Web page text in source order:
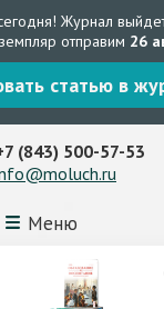
Журнал
отправим 26
статью в
Меню
(843) 500-57-53